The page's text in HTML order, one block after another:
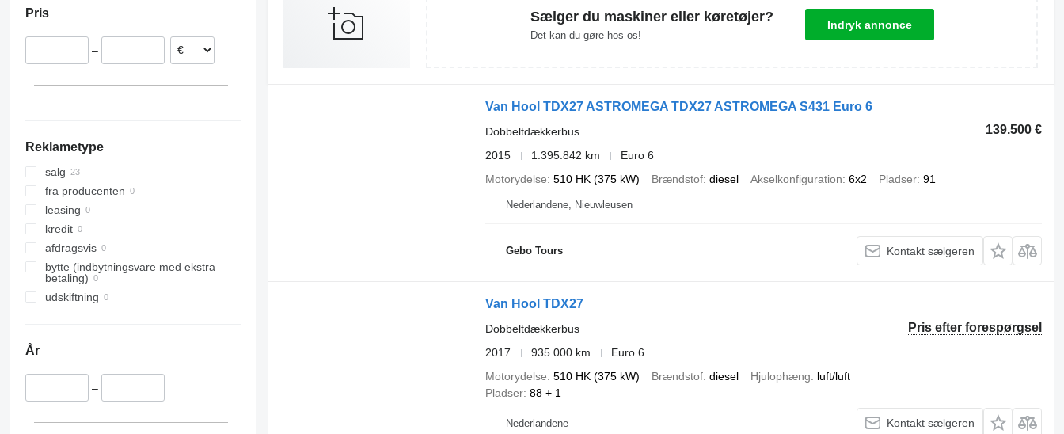
Belgien
Sverige
Pris
–
Reklametype
salg
fra producenten
leasing
kredit
afdragsvis
bytte (indbytningsvare med ekstra
betaling)
udskiftning
År
–
Sælger du maskiner eller køretøjer?
Det kan du gøre hos os!
Indryk annonce
Van Hool TDX27 ASTROMEGA TDX27 ASTROMEGA S431 Euro 6
139.500 €
Dobbeltdækkerbus
2015
1.395.842 km
Euro 6
Motorydelse 510 HK (375 kW) Brændstof diesel Akselkonfiguration 6x2 Pladser 91
Nederlandene, Nieuwleusen
Gebo Tours Kontakt sælgeren
Van Hool TDX27
Pris efter forespørgsel
Dobbeltdækkerbus
2017
935.000 km
Euro 6
Motorydelse 510 HK (375 kW) Brændstof diesel Hjulophæng
luft/luft
Pladser 88 + 1
Nederlandene Kontakt sælgeren